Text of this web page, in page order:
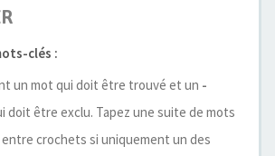
clés :
un mot qui doit être trouvé et un -
doit être exclu. Tapez une suite de mots
entre crochets si uniquement un des